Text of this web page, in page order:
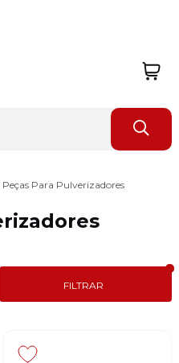
Peças Para Pulverizadores
FILTRAR